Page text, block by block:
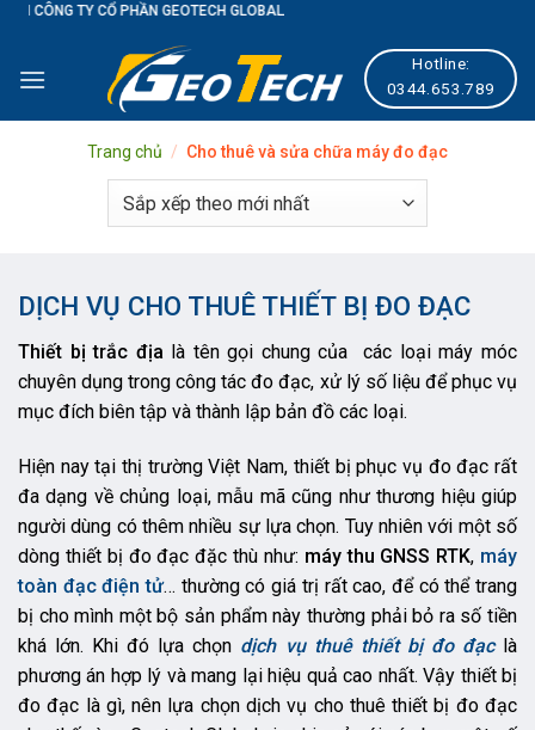
Skip
content
Hotline:
0344.653.789
Trang chủ / Cho thuê và sửa chữa máy đo đạc
DỊCH VỤ CHO THUÊ THIẾT BỊ ĐO ĐẠC
Thiết bị trắc địa là tên gọi chung của các loại máy móc
chuyên dụng trong công tác đo đạc, xử lý số liệu để phục vụ
mục đích biên tập và thành lập bản đồ các loại.
Hiện nay tại thị trường Việt Nam, thiết bị phục vụ đo đạc rất
đa dạng về chủng loại, mẫu mã cũng như thương hiệu giúp
người dùng có thêm nhiều sự lựa chọn. Tuy nhiên với một số
dòng thiết bị đo đạc đặc thù như: máy thu GNSS RTK, máy
toàn đạc điện tử… thường có giá trị rất cao, để có thể trang
bị cho mình một bộ sản phẩm này thường phải bỏ ra số tiền
khá lớn. Khi đó lựa chọn dịch vụ thuê thiết bị đo đạclà
phương án hợp lý và mang lại hiệu quả cao nhất. Vậy thiết bị
đo đạc là gì, nên lựa chọn dịch vụ cho thuê thiết bị đo đạc